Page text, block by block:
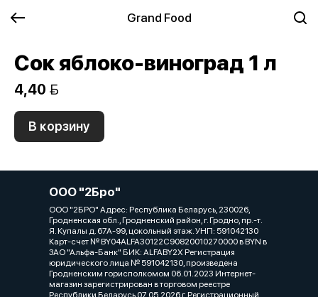
Grand Food
Сок яблоко-виноград 1 л
4,40 
В корзину
ООО "2Бро"
ООО "2БРО" Адрес: Республика Беларусь, 230026,
Гродненская обл., Гродненский район, г. Гродно, пр.-т.
Я. Купалы д. 67А-99, цокольный этаж. УНП: 591042130
Карт-счет № BY04ALFA30122C90820010270000 в BYN в
ЗАО "Альфа-Банк" БИК: ALFABY2X Регистрация
юридического лица № 591042130, произведена
Гродненским горисполкомом 06.01.2023 Интернет-
магазин зарегистрирован в торговом реестре
Республики Беларусь 07.05.2026 г. Регистрационный